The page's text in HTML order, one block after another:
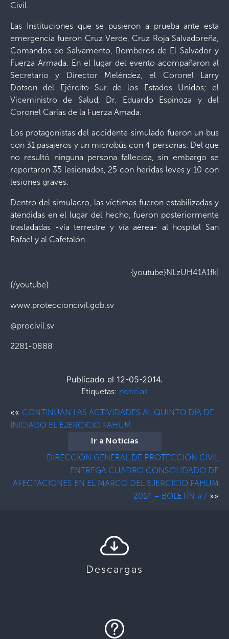
Civil.
Las Instituciones que se pusieron a prueba ante esta
emergencia fueron Cruz Verde, Cruz Roja Salvadoreña,
Comandos de Salvamento, Bomberos de El Salvador y
Fuerza Armada. En el lugar del evento acompañaron al
Secretario y Director Meléndez, el Coronel Larry
Dotson del Ejército Sur de los Estados Unidos; el
Viceministro de Salud, Dr. Eduardo Espinoza y del
Coronel Carías de la Fuerza Amada.
Los protagonistas del accidente simulado fueron un bus
con 31 pasajeros y un microbús con 4 personas. Del que
no resultó ninguna persona fallecida, sin embargo se
reportaron 35 lesionados, 25 con heridas leves y 10 con
lesiones graves.
Dentro del simulacro, las víctimas fueron estabilizadas y
atendidas en el lugar del hecho, fueron posteriormente
trasladadas -vía terrestre y vía aérea- al hospital San
Rafael y al Cafetalón.
{youtube}NLzUH41A1fk|
{/youtube}
www.proteccioncivil.gob.sv
@procivil.sv
2281-0888
Publicado el 12-05-2014.
Etiquetas: noticias
«« CONTINÚAN LAS ACTIVIDADES AL QUINTO DÍA DE
INICIADO EL EJERCICIO FAHUM
Ir a Noticias
DIRECCIÓN GENERAL DE PROTECCIÓN CIVIL
ENTREGA CUADRO CONSOLIDADO DE
AFECTACIONES EN EL MARCO DEL EJERCICIO FAHUM
2014 – BOLETÍN #7 »»
Descargas